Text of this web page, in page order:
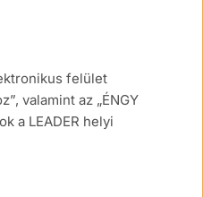
felület
valamint az „ÉNGY
a LEADER helyi